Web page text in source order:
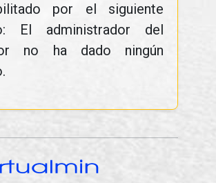
por el siguiente
El administrador del
no ha dado ningún